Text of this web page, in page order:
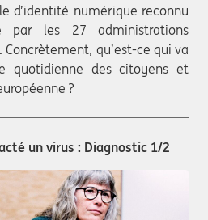
d’identité numérique reconnu
par les 27 administrations
qu’est-ce qui va
quotidienne des citoyens et
?
un virus : Diagnostic 1/2